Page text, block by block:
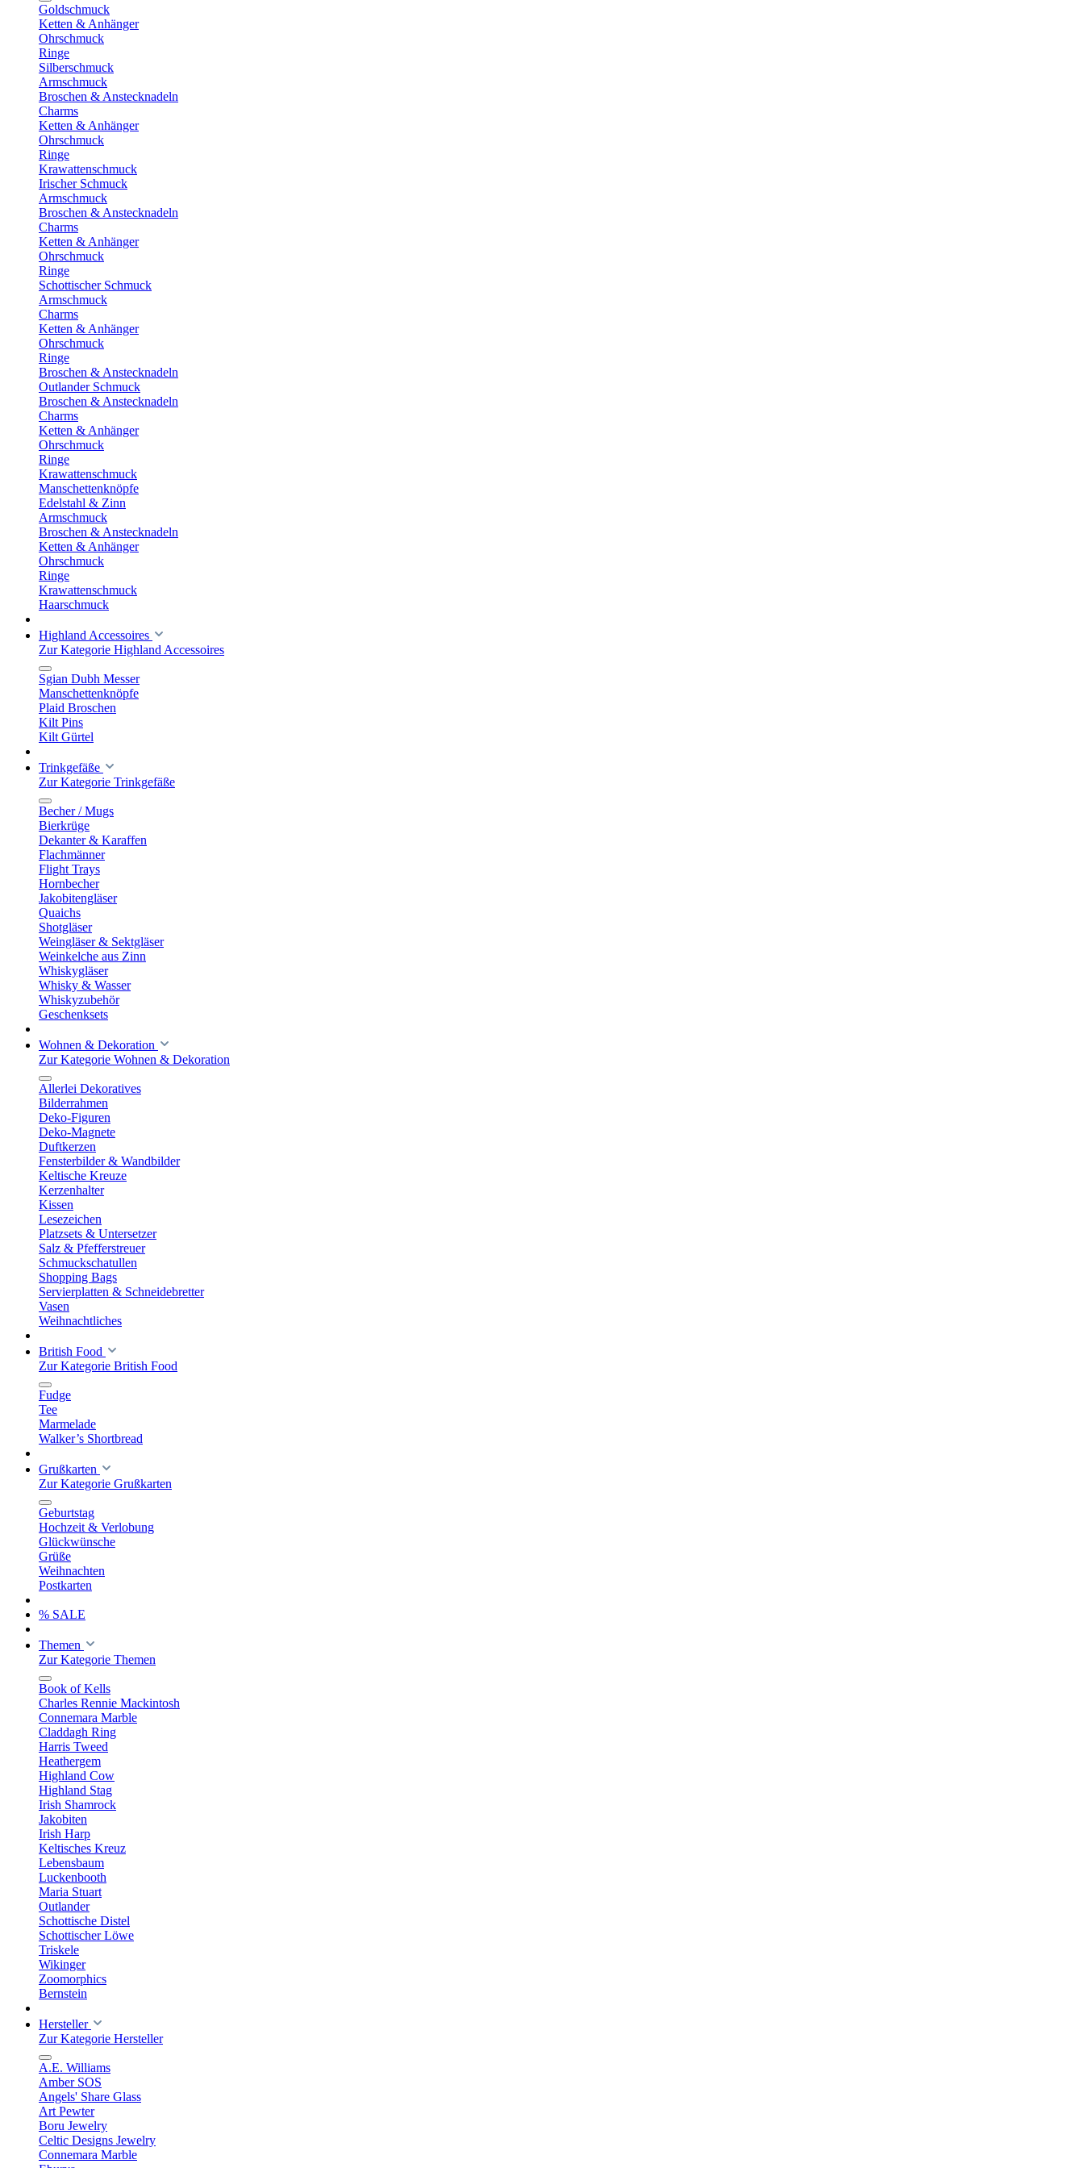
Goldschmuck
Ketten & Anhänger
Ohrschmuck
Ringe
Silberschmuck
Armschmuck
Broschen & Anstecknadeln
Charms
Ketten & Anhänger
Ohrschmuck
Ringe
Krawattenschmuck
Irischer Schmuck
Armschmuck
Broschen & Anstecknadeln
Charms
Ketten & Anhänger
Ohrschmuck
Ringe
Schottischer Schmuck
Armschmuck
Charms
Ketten & Anhänger
Ohrschmuck
Ringe
Broschen & Anstecknadeln
Outlander Schmuck
Broschen & Anstecknadeln
Charms
Ketten & Anhänger
Ohrschmuck
Ringe
Krawattenschmuck
Manschettenknöpfe
Edelstahl & Zinn
Armschmuck
Broschen & Anstecknadeln
Ketten & Anhänger
Ohrschmuck
Ringe
Krawattenschmuck
Haarschmuck
Highland Accessoires
Zur Kategorie Highland Accessoires
Sgian Dubh Messer
Manschettenknöpfe
Plaid Broschen
Kilt Pins
Kilt Gürtel
Trinkgefäße
Zur Kategorie Trinkgefäße
Becher / Mugs
Bierkrüge
Dekanter & Karaffen
Flachmänner
Flight Trays
Hornbecher
Jakobitengläser
Quaichs
Shotgläser
Weingläser & Sektgläser
Weinkelche aus Zinn
Whiskygläser
Whisky & Wasser
Whiskyzubehör
Geschenksets
Wohnen & Dekoration
Zur Kategorie Wohnen & Dekoration
Allerlei Dekoratives
Bilderrahmen
Deko-Figuren
Deko-Magnete
Duftkerzen
Fensterbilder & Wandbilder
Keltische Kreuze
Kerzenhalter
Kissen
Lesezeichen
Platzsets & Untersetzer
Salz & Pfefferstreuer
Schmuckschatullen
Shopping Bags
Servierplatten & Schneidebretter
Vasen
Weihnachtliches
British Food
Zur Kategorie British Food
Fudge
Tee
Marmelade
Walker’s Shortbread
Grußkarten
Zur Kategorie Grußkarten
Geburtstag
Hochzeit & Verlobung
Glückwünsche
Grüße
Weihnachten
Postkarten
% SALE
Themen
Zur Kategorie Themen
Book of Kells
Charles Rennie Mackintosh
Connemara Marble
Claddagh Ring
Harris Tweed
Heathergem
Highland Cow
Highland Stag
Irish Shamrock
Jakobiten
Irish Harp
Keltisches Kreuz
Lebensbaum
Luckenbooth
Maria Stuart
Outlander
Schottische Distel
Schottischer Löwe
Triskele
Wikinger
Zoomorphics
Bernstein
Hersteller
Zur Kategorie Hersteller
A.E. Williams
Amber SOS
Angels' Share Glass
Art Pewter
Boru Jewelry
Celtic Designs Jewelry
Connemara Marble